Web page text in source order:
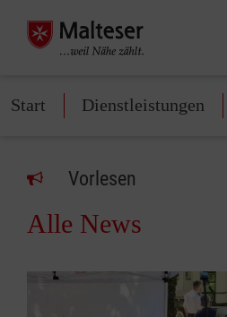
Start Dienstleistungen
Vorlesen
Alle News